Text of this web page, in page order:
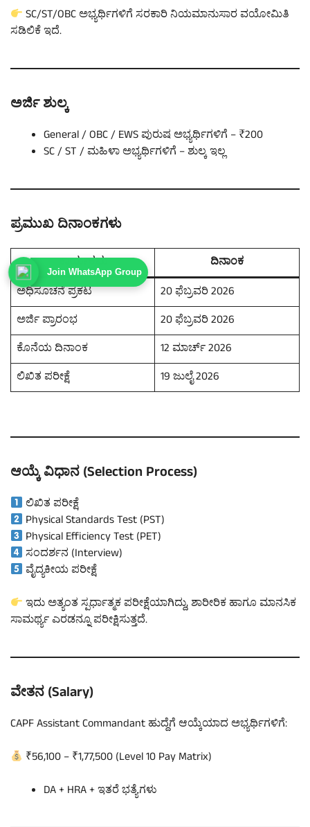
SC/ST/OBC ಅಭ್ಯರ್ಥಿಗಳಿಗೆ ಸರಕಾರಿ ನಿಯಮಾನುಸಾರ ವಯೋಮಿತಿ
ಸಡಿಲಿಕೆ ಇದೆ.
ಅರ್ಜಿ ಶುಲ್ಕ
General / OBC / EWS ಪುರುಷ ಅಭ್ಯರ್ಥಿಗಳಿಗೆ – ₹200
SC / ST / ಮಹಿಳಾ ಅಭ್ಯರ್ಥಿಗಳಿಗೆ – ಶುಲ್ಕ ಇಲ್ಲ
ಪ್ರಮುಖ ದಿನಾಂಕಗಳು
ಕಾರ್ಯಕ್ರಮ
ದಿನಾಂಕ
ಅಧಿಸೂಚನೆ ಪ್ರಕಟ
20 ಫೆಬ್ರವರಿ 2026
ಅರ್ಜಿ ಪ್ರಾರಂಭ
20 ಫೆಬ್ರವರಿ 2026
ಕೊನೆಯ ದಿನಾಂಕ
12 ಮಾರ್ಚ್ 2026
ಲಿಖಿತ ಪರೀಕ್ಷೆ
19 ಜುಲೈ 2026
ಆಯ್ಕೆ ವಿಧಾನ (Selection Process)
ಲಿಖಿತ ಪರೀಕ್ಷೆ
Physical Standards Test (PST)
Physical Efficiency Test (PET)
ಸಂದರ್ಶನ (Interview)
ವೈದ್ಯಕೀಯ ಪರೀಕ್ಷೆ
ಇದು ಅತ್ಯಂತ ಸ್ಪರ್ಧಾತ್ಮಕ ಪರೀಕ್ಷೆಯಾಗಿದ್ದು, ಶಾರೀರಿಕ ಹಾಗೂ ಮಾನಸಿಕ
ಸಾಮರ್ಥ್ಯ ಎರಡನ್ನೂ ಪರೀಕ್ಷಿಸುತ್ತದೆ.
ವೇತನ (Salary)
CAPF Assistant Commandant ಹುದ್ದೆಗೆ ಆಯ್ಕೆಯಾದ ಅಭ್ಯರ್ಥಿಗಳಿಗೆ:
₹56,100 – ₹1,77,500 (Level 10 Pay Matrix)
DA + HRA + ಇತರೆ ಭತ್ಯೆಗಳು
Join WhatsApp Group